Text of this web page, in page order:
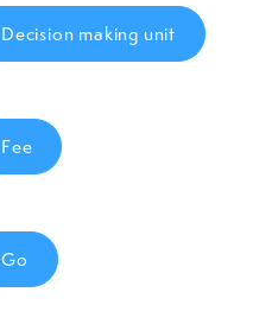
Decision making unit
Fee
Go